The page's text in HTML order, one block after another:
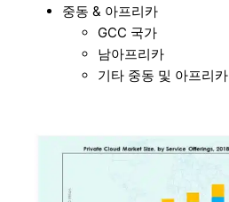
중동 & 아프리카
GCC 국가
남아프리카
기타 중동 및 아프리카